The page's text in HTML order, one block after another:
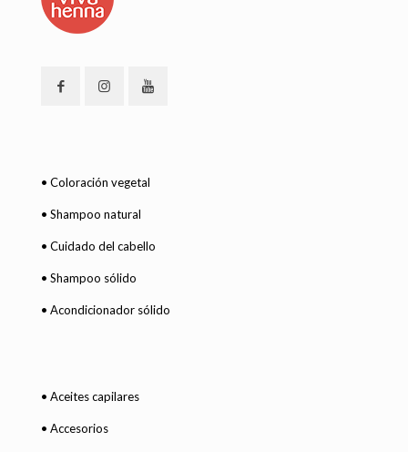
• Coloración vegetal
• Shampoo natural
• Cuidado del cabello
• Shampoo sólido
• Acondicionador sólido
• Aceites capilares
• Accesorios